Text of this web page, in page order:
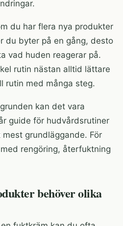
du har flera nya produkter
du byter på en gång, desto
vad huden reagerar på.
rutin nästan alltid lättare
rutin med många steg.
kan det vara
guide för hudvårdsrutiner
grundläggande. För
rengöring, återfuktning
behöver olika